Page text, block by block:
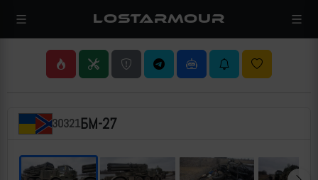
LOSTARMOUR
30321БМ-27